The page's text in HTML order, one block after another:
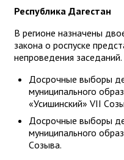
Республика Дагестан
В регионе назначены
закона о роспуске
непроведения заседаний.
Досрочные выборы
муниципального
«Усишинский» VII
Досрочные выборы
муниципального
Cозыва.